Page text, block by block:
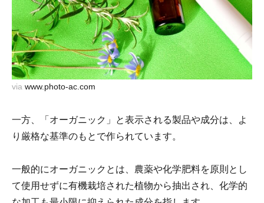
via www.photo-ac.com
一方、「オーガニック」と表示される製品や成分は、よ
り厳格な基準のもとで作られています。
一般的にオーガニックとは、農薬や化学肥料を原則とし
て使用せずに有機栽培された植物から抽出され、化学的